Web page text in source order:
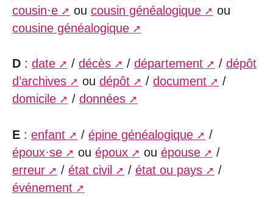
cousin·e
ou cousin généalogique
ou
cousine généalogique
D : date / décès / département / dépôt
d’archives
ou dépôt / document
/
domicile
/ données
E : enfant / épine généalogique
/
époux·se
ou époux ou épouse
/
erreur
/ état civil / état ou pays
/
événement